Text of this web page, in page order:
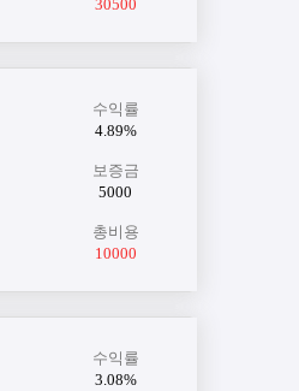
30500
수익률
4.89%
보증금
5000
총비용
10000
수익률
3.08%